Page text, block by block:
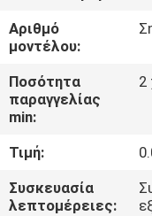
ΠΟΙΟΤΙΚΌΣ
ΈΛΕΓΧΟΣ
ΜΑΣ
ΕΛΆΤΕ
Αριθμό
μοντέλου:
Ποσότητα
παραγγελίας
min:
2
Τιμή:
Συσκευασία
λεπτομέρειες: